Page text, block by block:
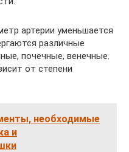
артерии уменьшается
различные
почечные, венечные.
от степени
необходимые
и